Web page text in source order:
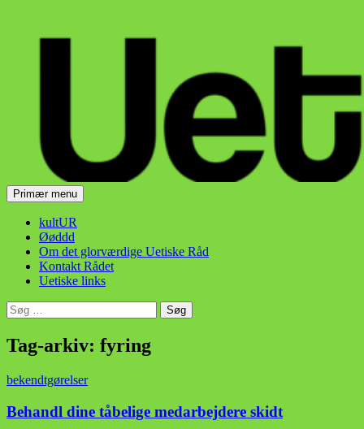
indhold
Uetisk Råd
SøgPrimær menu
kultUR
Øøddd
Om det glorværdige Uetiske Råd
Kontakt Rådet
Uetiske links
Søg
efter:
Tag-arkiv: fyring
bekendtgørelser
Behandl dine tåbelige medarbejdere skidt